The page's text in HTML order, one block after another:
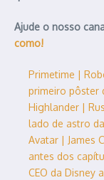
Ajude o nosso
como!
Primetime |
primeiro pôster
Highlander |
lado de astro
Avatar | James
antes dos
CEO da Disney